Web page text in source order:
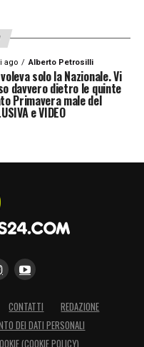
ago Alberto Petrosilli
solo la Nazionale. Vi
davvero dietro le quinte
Primavera male del
e VIDEO
CONTATTI
REDAZIONE
DEI DATI PERSONALI
(COOKIE POLICY)